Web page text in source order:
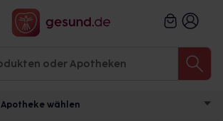
Apotheke wählen